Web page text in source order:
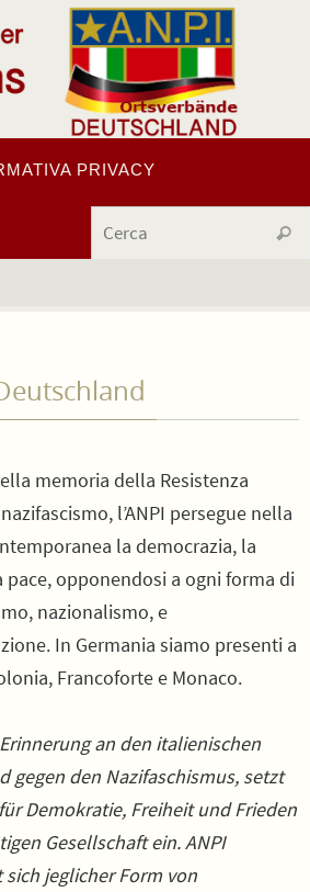
PRIVACY
Cerca
memoria della Resistenza
l’ANPI persegue nella
la democrazia, la
pace, opponendosi a ogni forma di
nazionalismo, e
In Germania siamo presenti a
Francoforte e Monaco.
an den italienischen
gegen den Nazifaschismus, setzt
Demokratie, Freiheit und Frieden
Gesellschaft ein. ANPI
sich jeglicher Form von